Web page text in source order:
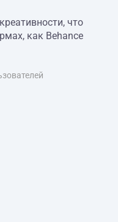
что
как Behance